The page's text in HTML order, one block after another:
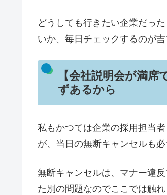
どうしても行きたい企業だっ
いか、毎日チェックするのが吉
【会社説明会が満
ずあるから
私もかつては企業の採用担当
が、当日の無断キャンセルも
無断キャンセルは、マナー違
た別の問題なのでここでは触れ